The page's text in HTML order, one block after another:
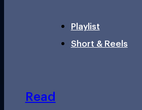
Playlist
Short & Reels
Read